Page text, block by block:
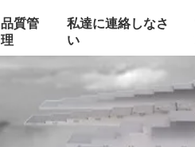
品質管
理
私達に連絡しなさ
い